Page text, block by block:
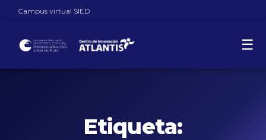
Campus virtual SIED
☰
Etiqueta: